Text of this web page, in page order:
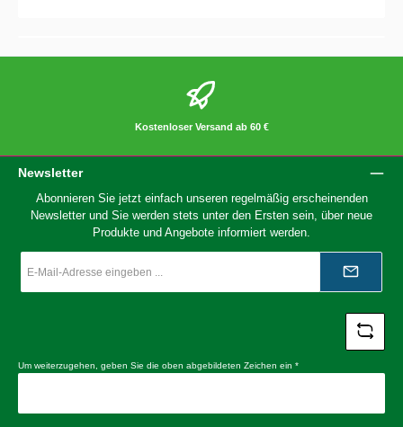
Kostenloser Versand ab 60 €
Newsletter
Abonnieren Sie jetzt einfach unseren regelmäßig erscheinenden
Newsletter und Sie werden stets unter den Ersten sein, über neue
Produkte und Angebote informiert werden.
Mail-
*
Um weiterzugehen, geben Sie die oben abgebildeten Zeichen ein *